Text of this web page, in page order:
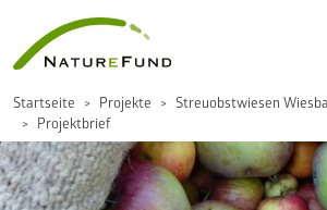
Startseite Projekte Streuobstwiesen
Projektbrief